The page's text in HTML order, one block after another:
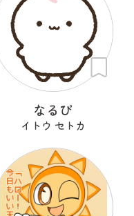
なるぴ
イトウ セトカ